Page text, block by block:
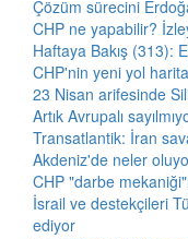
Çözüm sürecini
CHP ne yapabilir?
Haftaya Bakış (313):
CHP'nin yeni yol
23 Nisan arifesinde
Artık Avrupalı
Transatlantik: İran
Akdeniz'de neler
CHP "darbe
İsrail ve destekçileri
ediyor